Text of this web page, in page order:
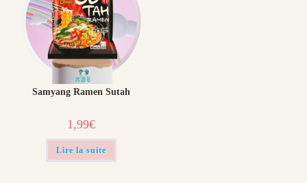
Samyang Ramen Sutah
1,99€
Lire la suite